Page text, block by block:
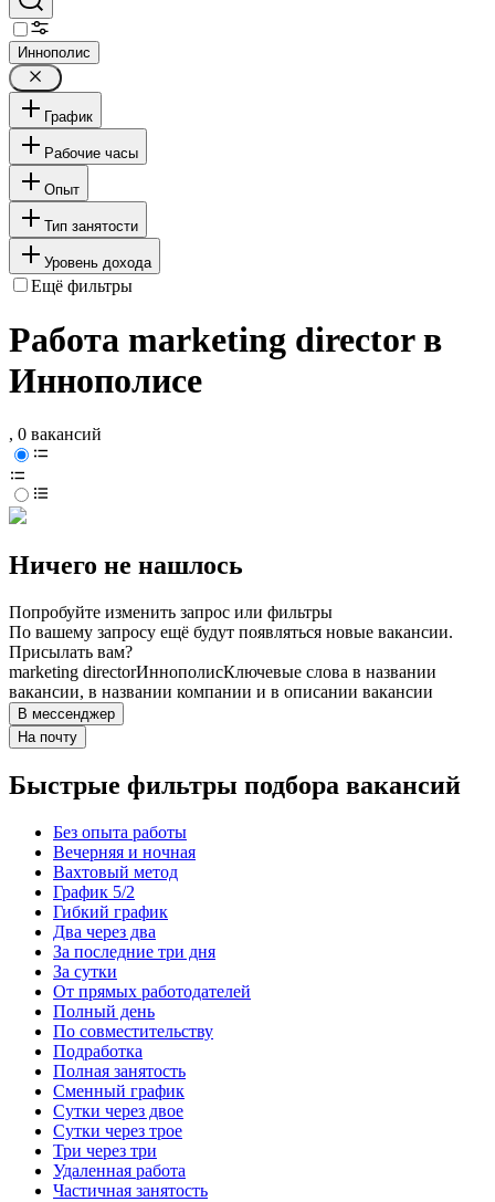
Иннополис
График
Рабочие часы
Опыт
Тип занятости
Уровень дохода
Ещё фильтры
Работа marketing director в
Иннополисе
, 0 вакансий
Ничего не нашлось
Попробуйте изменить запрос или фильтры
По вашему запросу ещё будут появляться новые вакансии.
Присылать вам?
marketing directorИннополисКлючевые слова в названии
вакансии, в названии компании и в описании вакансии
В мессенджер
На почту
Быстрые фильтры подбора вакансий
Без опыта работы
Вечерняя и ночная
Вахтовый метод
График 5/2
Гибкий график
Два через два
За последние три дня
За сутки
От прямых работодателей
Полный день
По совместительству
Подработка
Полная занятость
Сменный график
Сутки через двое
Сутки через трое
Три через три
Удаленная работа
Частичная занятость